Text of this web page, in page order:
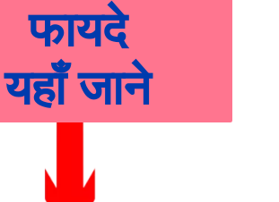
फायदे
यहाँ जाने